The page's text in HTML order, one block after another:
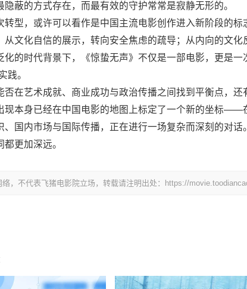
隐蔽的方式存在，而最有效的守护常常是寂静无形的。
转型，或许可以看作是中国主流电影创作进入新阶段的
从文化自信的展示，转向安全焦虑的疏导；从内向的文化
化的时代背景下，《惊蛰无声》不仅是一部电影，更是一
践。
否在艺术成就、商业成功与政治传播之间找到平衡点，
现本身已经在中国电影的地图上标定了一个新的坐标——
、国内市场与国际传播，正在进行一场复杂而深刻的对
更加深远。
络，不代表飞猪电影院立场，转载请注明出处：https://